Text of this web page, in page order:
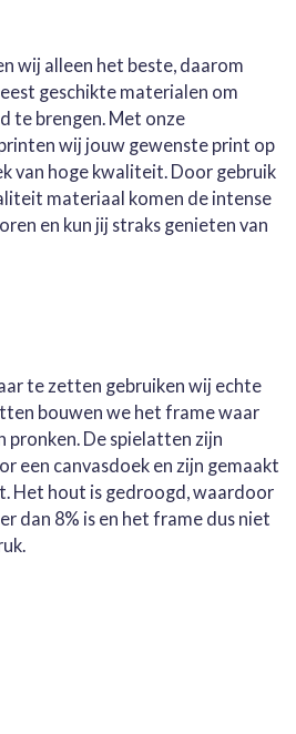
wij alleen het beste, daarom
geschikte materialen om
te brengen. Met onze
wij jouw gewenste print op
van hoge kwaliteit. Door gebruik
materiaal komen de intense
en kun jij straks genieten van
te zetten gebruiken wij echte
bouwen we het frame waar
pronken. De spielatten zijn
een canvasdoek en zijn gemaakt
Het hout is gedroogd, waardoor
dan 8% is en het frame dus niet